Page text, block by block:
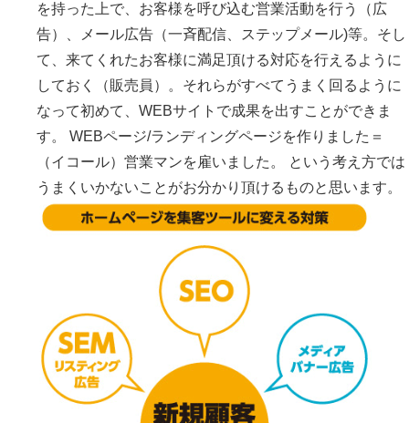
を持った上で、お客様を呼び込む営業活動を行う（広
告）、メール広告（一斉配信、ステップメール)等。そし
て、来てくれたお客様に満足頂ける対応を行えるように
しておく（販売員）。それらがすべてうまく回るように
なって初めて、WEBサイトで成果を出すことができま
す。 WEBページ/ランディングページを作りました＝
（イコール）営業マンを雇いました。 という考え方では
うまくいかないことがお分かり頂けるものと思います。